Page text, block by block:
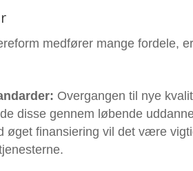
medfører mange fordele,
Overgangen til nye
disse gennem løbende
øget finansiering vil det være